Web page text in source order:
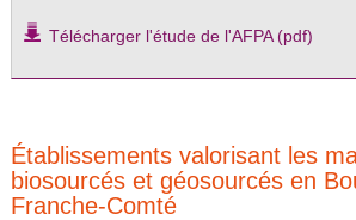
Télécharger l'étude de l'AFPA (pdf)
Établissements valorisant les
biosourcés et géosourcés en
Franche-Comté